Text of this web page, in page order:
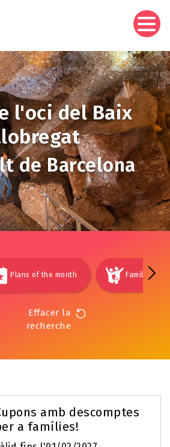
principal
l'oci del Baix
de Barcelona
Plans of the month Families
Effacer la
recherche
amb descomptes
a famílies!